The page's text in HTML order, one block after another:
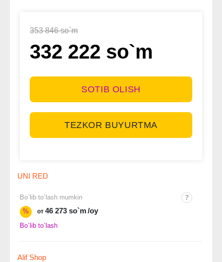
353 846 so`m
332 222 so`m
SOTIB OLISH
TEZKOR BUYURTMA
UNI RED
Bo`lib to`lash mumkin
%
от 46 273 so`m/oy
Bo`lib to`lash
Alif Shop